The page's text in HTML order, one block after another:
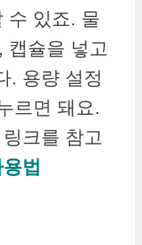
수 있죠. 물
캡슐을 넣고
. 용량 설정
르면 돼요.
크를 참고
법